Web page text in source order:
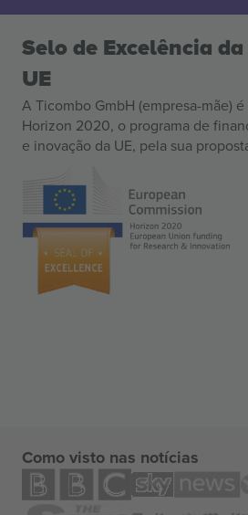
Selo de Excelência
UE
A Ticombo GmbH (empresa-mãe)
Horizon 2020, o programa de
e inovação da UE, pela sua
Como visto nas notícias